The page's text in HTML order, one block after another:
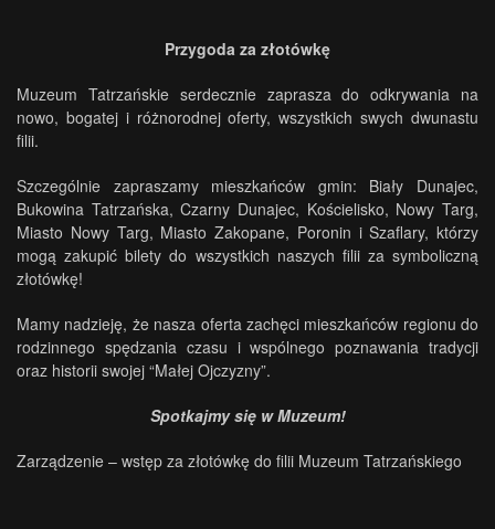
Przygoda za złotówkę
Muzeum Tatrzańskie serdecznie zaprasza do odkrywania na
nowo, bogatej i różnorodnej oferty, wszystkich swych dwunastu
filii.
Szczególnie zapraszamy mieszkańców gmin: Biały Dunajec,
Bukowina Tatrzańska, Czarny Dunajec, Kościelisko, Nowy Targ,
Miasto Nowy Targ, Miasto Zakopane, Poronin i Szaflary, którzy
mogą zakupić bilety do wszystkich naszych filii za symboliczną
złotówkę!
Mamy nadzieję, że nasza oferta zachęci mieszkańców regionu do
rodzinnego spędzania czasu i wspólnego poznawania tradycji
oraz historii swojej “Małej Ojczyzny”.
Spotkajmy się w Muzeum!
Zarządzenie – wstęp za złotówkę do filii Muzeum Tatrzańskiego